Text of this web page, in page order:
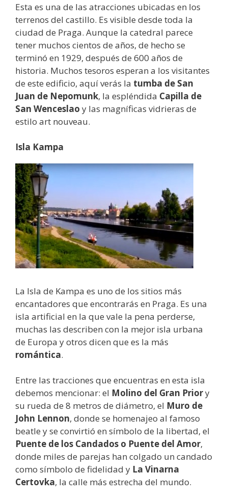
Esta es una de las atracciones ubicadas en los
terrenos del castillo. Es visible desde toda la
ciudad de Praga. Aunque la catedral parece
tener muchos cientos de años, de hecho se
terminó en 1929, después de 600 años de
historia. Muchos tesoros esperan a los visitantes
de este edificio, aquí verás la tumba de San
Juan de Nepomunk, la espléndida Capilla de
San Wenceslao y las magníficas vidrieras de
estilo art nouveau.
Isla Kampa
La Isla de Kampa es uno de los sitios más
encantadores que encontrarás en Praga. Es una
isla artificial en la que vale la pena perderse,
muchas las describen con la mejor isla urbana
de Europa y otros dicen que es la más
romántica.
Entre las tracciones que encuentras en esta isla
debemos mencionar: el Molino del Gran Priory
su rueda de 8 metros de diámetro, el Muro de
John Lennon, donde se homenajeo al famoso
beatle y se convirtió en símbolo de la libertad, el
Puente de los Candados o Puente del Amor,
donde miles de parejas han colgado un candado
como símbolo de fidelidad y La Vinarna
Certovka, la calle más estrecha del mundo.